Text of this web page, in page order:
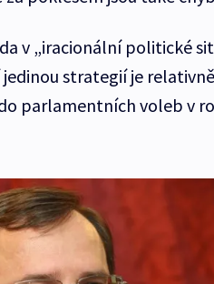
v „iracionální politické
jedinou strategií je
parlamentních voleb v